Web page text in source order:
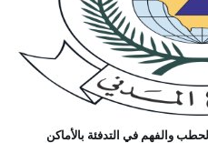
والفهم في التدفئة بالأماكن